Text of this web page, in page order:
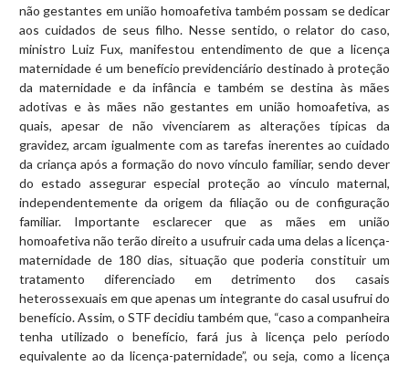
não gestantes em união homoafetiva também possam se dedicar
aos cuidados de seus filho. Nesse sentido, o relator do caso,
ministro Luiz Fux, manifestou entendimento de que a licença
maternidade é um benefício previdenciário destinado à proteção
da maternidade e da infância e também se destina às mães
adotivas e às mães não gestantes em união homoafetiva, as
quais, apesar de não vivenciarem as alterações típicas da
gravidez, arcam igualmente com as tarefas inerentes ao cuidado
da criança após a formação do novo vínculo familiar, sendo dever
do estado assegurar especial proteção ao vínculo maternal,
independentemente da origem da filiação ou de configuração
familiar. Importante esclarecer que as mães em união
homoafetiva não terão direito a usufruir cada uma delas a licença-
maternidade de 180 dias, situação que poderia constituir um
tratamento diferenciado em detrimento dos casais
heterossexuais em que apenas um integrante do casal usufrui do
benefício. Assim, o STF decidiu também que, “caso a companheira
tenha utilizado o benefício, fará jus à licença pelo período
equivalente ao da licença-paternidade”, ou seja, como a licença